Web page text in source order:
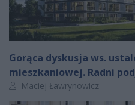
Gorąca dyskusja ws.
mieszkaniowej. Radni
Autor artykułu:
Maciej Ławrynowicz